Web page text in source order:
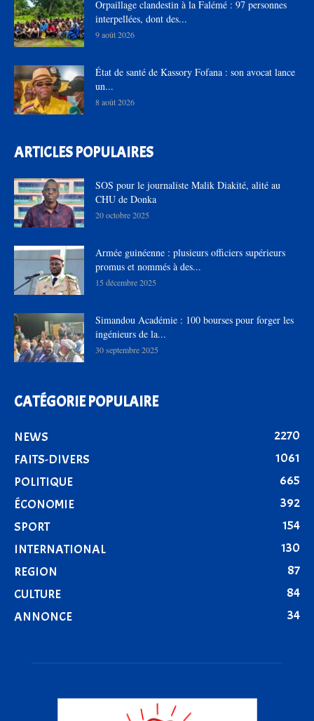
Orpaillage clandestin à la Falémé : 97 personnes
interpellées, dont des...
9 août 2026
État de santé de Kassory Fofana : son avocat lance
un...
8 août 2026
ARTICLES POPULAIRES
SOS pour le journaliste Malik Diakité, alité au
CHU de Donka
20 octobre 2025
Armée guinéenne : plusieurs officiers supérieurs
promus et nommés à des...
15 décembre 2025
Simandou Académie : 100 bourses pour forger les
ingénieurs de la...
30 septembre 2025
CATÉGORIE POPULAIRE
NEWS
2270
FAITS-DIVERS
1061
POLITIQUE
665
ÉCONOMIE
392
SPORT
154
INTERNATIONAL
130
REGION
87
CULTURE
84
ANNONCE
34